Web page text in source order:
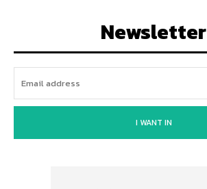
Newsletter
I WANT IN